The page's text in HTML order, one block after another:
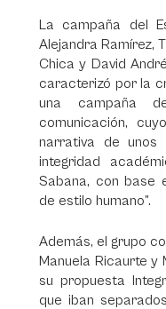
La campaña del
Alejandra Ramírez,
Chica y David
caracterizó por la
una campaña
comunicación,
narrativa de unos
integridad
Sabana, con base
de estilo humano”.
Además, el grupo
Manuela Ricaurte y
su propuesta
que iban